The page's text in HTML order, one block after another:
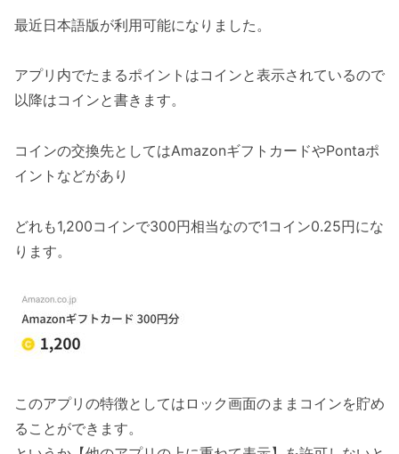
最近日本語版が利用可能になりました。
アプリ内でたまるポイントはコインと表示されているので
以降はコインと書きます。
コインの交換先としてはAmazonギフトカードやPontaポ
イントなどがあり
どれも1,200コインで300円相当なので1コイン0.25円にな
ります。
このアプリの特徴としてはロック画面のままコインを貯め
ることができます。